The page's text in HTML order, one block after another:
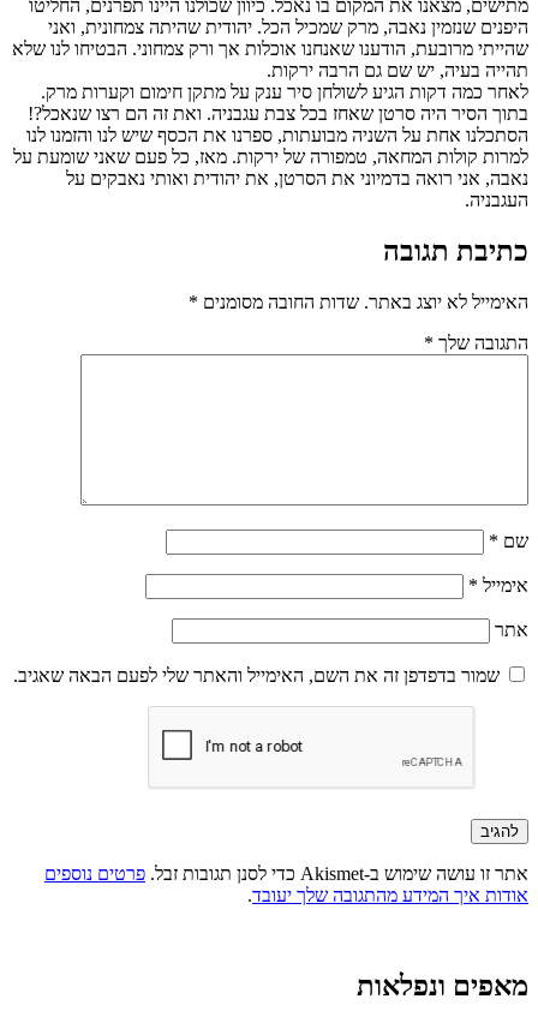
מתישים, מצאנו את המקום בו נאכל. כיוון שכולנו היינו תפרנים, החליטו
היפנים שנזמין נאבה, מרק שמכיל הכל. יהודית שהיתה צמחונית, ואני
שהייתי מרובעת, הודענו שאנחנו אוכלות אך ורק צמחוני. הבטיחו לנו שלא
תהייה בעיה, יש שם גם הרבה ירקות.
לאחר כמה דקות הגיע לשולחן סיר ענק על מתקן חימום וקערות מרק.
בתוך הסיר היה סרטן שאחז בכל צבת עגבניה. ואת זה הם רצו שנאכל?!
הסתכלנו אחת על השניה מבועתות, ספרנו את הכסף שיש לנו והזמנו לנו
למרות קולות המחאה, טמפורה של ירקות. מאז, כל פעם שאני שומעת על
נאבה, אני רואה בדמיוני את הסרטן, את יהודית ואותי נאבקים על
העגבניה.
כתיבת תגובה
האימייל לא יוצג באתר. שדות החובה מסומנים *
התגובה שלך *
שם *
אימייל *
אתר
שמור בדפדפן זה את השם, האימייל והאתר שלי לפעם הבאה שאגיב.
אתר זו עושה שימוש ב-Akismet כדי לסנן תגובות זבל.
פרטים נוספים
אודות איך המידע מהתגובה שלך יעובד.
מאפים ונפלאות